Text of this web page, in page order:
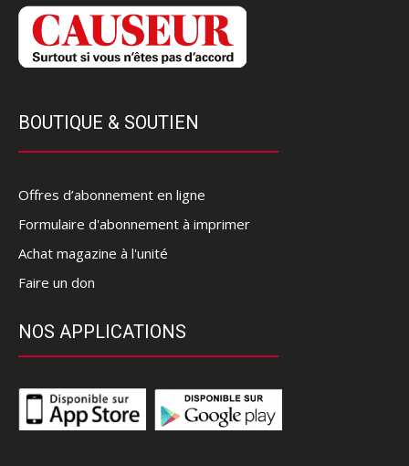
BOUTIQUE & SOUTIEN
Offres d’abonnement en ligne
Formulaire d'abonnement à imprimer
Achat magazine à l'unité
Faire un don
NOS APPLICATIONS